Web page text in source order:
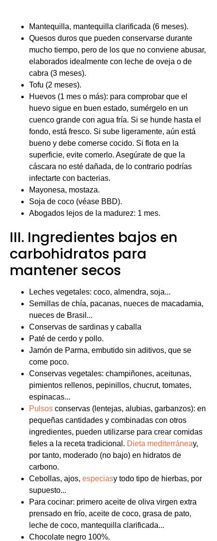
infectarte con bacterias.
Mayonesa, mostaza.
Soja de coco (véase BBD).
Abogados lejos de la madurez: 1 mes.
III. Ingredientes bajos en
carbohidratos para
mantener secos
Leches vegetales: coco, almendra, soja...
Semillas de chía, pacanas, nueces de macadamia,
nueces de Brasil...
Conservas de sardinas y caballa
Paté de cerdo y pollo.
Jamón de Parma, embutido sin aditivos, que se
come poco.
pimientos rellenos, pepinillos, chucrut, tomates,
espinacas...
Pulsosconservas (lentejas, alubias, garbanzos): en
pequeñas cantidades y combinadas con otros
fieles a la receta tradicional.Dieta mediterránea
por tanto, moderado (no bajo) en hidratos de
carbono.
Cebollas, ajos,especiasy todo tipo de hierbas, por
supuesto...
Para cocinar: primero aceite de oliva virgen extra
prensado en frío, aceite de coco, grasa de pato,
leche de coco, mantequilla clarificada...
Chocolate negro 100%.
Tisanas.
Esta es mi lista definitiva. Probablemente me haya
olvidado de algunas cosas, así que si tienes alguna otra
idea, no dudes en comentarla en los comentarios.
Si esta lista te ha ayudado, házmelo saber, y si crees
que puede ayudar a otros, ¡compártela!